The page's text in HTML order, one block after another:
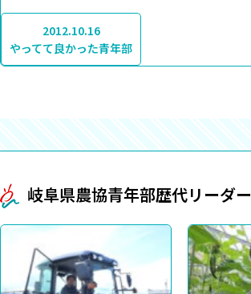
2012.10.16
やってて良かった青年部
岐阜県農協青年部歴代リーダー